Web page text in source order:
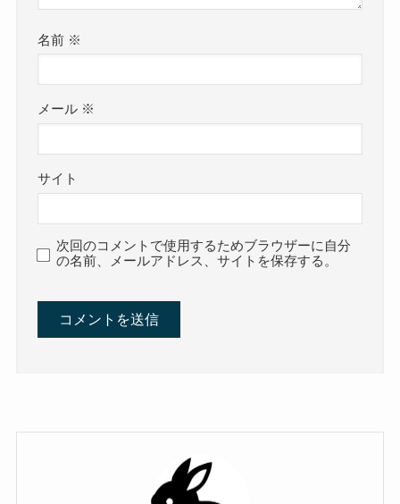
名前 ※
メール ※
サイト
次回のコメントで使用するためブラウザーに自分
の名前、メールアドレス、サイトを保存する。